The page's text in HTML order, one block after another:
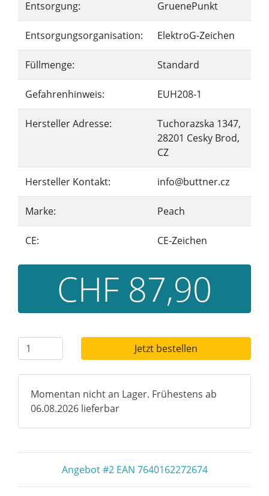
Entsorgung: GruenePunkt
Entsorgungsorganisation: ElektroG-Zeichen
Füllmenge: Standard
Gefahrenhinweis: EUH208-1
Hersteller Adresse:
Tuchorazska 1347,
28201 Cesky Brod,
CZ
Hersteller Kontakt: info@buttner.cz
Marke: Peach
CE: CE-Zeichen
CHF 87,90
Jetzt bestellen
Momentan nicht an Lager. Frühestens ab
06.08.2026 lieferbar
Angebot #2 EAN 7640162272674